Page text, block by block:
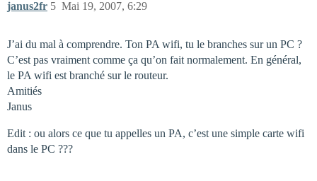
janus2fr Mai 19, 2007, 6:29
5
J’ai du mal à comprendre. Ton PA wifi, tu le branches sur un PC ?
C’est pas vraiment comme ça qu’on fait normalement. En général,
le PA wifi est branché sur le routeur.
Amitiés
Janus
Edit : ou alors ce que tu appelles un PA, c’est une simple carte wifi
dans le PC ???